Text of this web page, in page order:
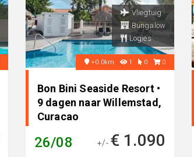
Vliegtuig
Bungalow
Logies
+0.0km 1 0 0
Bon Bini Seaside Resort •
9 dagen naar Willemstad,
Curacao
26/08 +/- € 1.090